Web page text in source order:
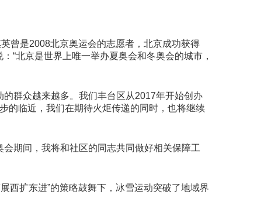
曾是2008北京奥运会的志愿者，北京成功获得
“北京是世界上唯一举办夏奥会和冬奥会的城市，
群众越来越多。我们丰台区从2017年开始创办
的临近，我们在期待火炬传递的同时，也将继续
期间，我将和社区的同志共同做好相关保障工
西扩东进”的策略鼓舞下，冰雪运动突破了地域界